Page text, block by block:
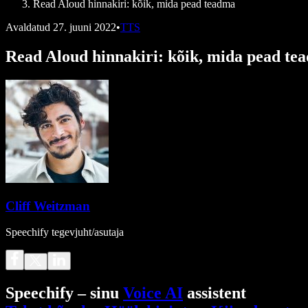
Read Aloud hinnakiri: kõik, mida pead teadma
Avaldatud 27. juuni 2022•TTS
Read Aloud hinnakiri: kõik, mida pead
Cliff Weitzman
Speechify tegevjuht/asutaja
Speechify – sinu Voice AI assistent